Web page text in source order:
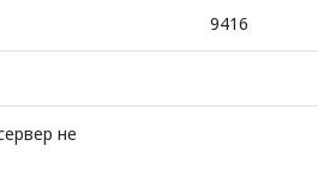
9416
не